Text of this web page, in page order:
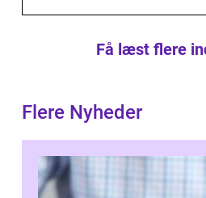
Få læst flere
Flere Nyheder